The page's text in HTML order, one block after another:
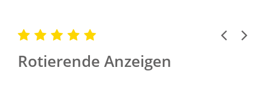
Rotierende Anzeigen
Previous
Next